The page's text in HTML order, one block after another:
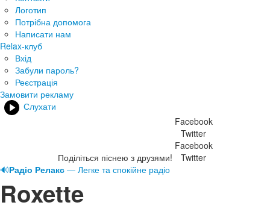
Логотип
Потрібна допомога
Написати нам
Relax-клуб
Вхід
Забули пароль?
Реєстрація
Замовити рекламу
Слухати
Поділіться піснею з друзями!
Facebook
Twitter
Facebook
Twitter
🔊Радіо Релакс — Легке та спокійне радіо
Roxette